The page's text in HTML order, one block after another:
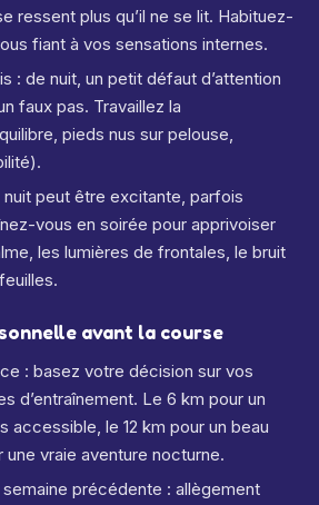
ressent plus qu’il ne se lit. Habituez-
fiant à vos sensations internes.
: de nuit, un petit défaut d’attention
faux pas. Travaillez la
pieds nus sur pelouse,
nuit peut être excitante, parfois
vous en soirée pour apprivoiser
les lumières de frontales, le bruit
avant la course
: basez votre décision sur vos
d’entraînement. Le 6 km pour un
accessible, le 12 km pour un beau
une vraie aventure nocturne.
précédente : allègement